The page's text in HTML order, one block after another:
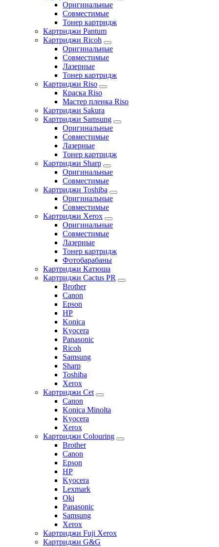
Оригинальные
Совместимые
Тонер картридж
Картриджи Pantum
Картриджи Ricoh
Оригинальные
Совместимые
Лазерные
Тонер картридж
Картриджи Riso
Краска Riso
Мастер пленка Riso
Картриджи Sakura
Картриджи Samsung
Оригинальные
Совместимые
Лазерные
Тонер картридж
Картриджи Sharp
Оригинальные
Совместимые
Картриджи Toshiba
Оригинальные
Совместимые
Картриджи Xerox
Оригинальные
Совместимые
Лазерные
Тонер картридж
Фотобарабаны
Картриджи Катюша
Картриджи Cactus PR
Brother
Canon
Epson
HP
Konica
Kyocera
Panasonic
Ricoh
Samsung
Sharp
Toshiba
Xerox
Картриджи Cet
Canon
Konica Minolta
Kyocera
Xerox
Картриджи Colouring
Brother
Canon
Epson
HP
Kyocera
Lexmark
Oki
Panasonic
Samsung
Xerox
Картриджи Fuji Xerox
Картриджи G&G